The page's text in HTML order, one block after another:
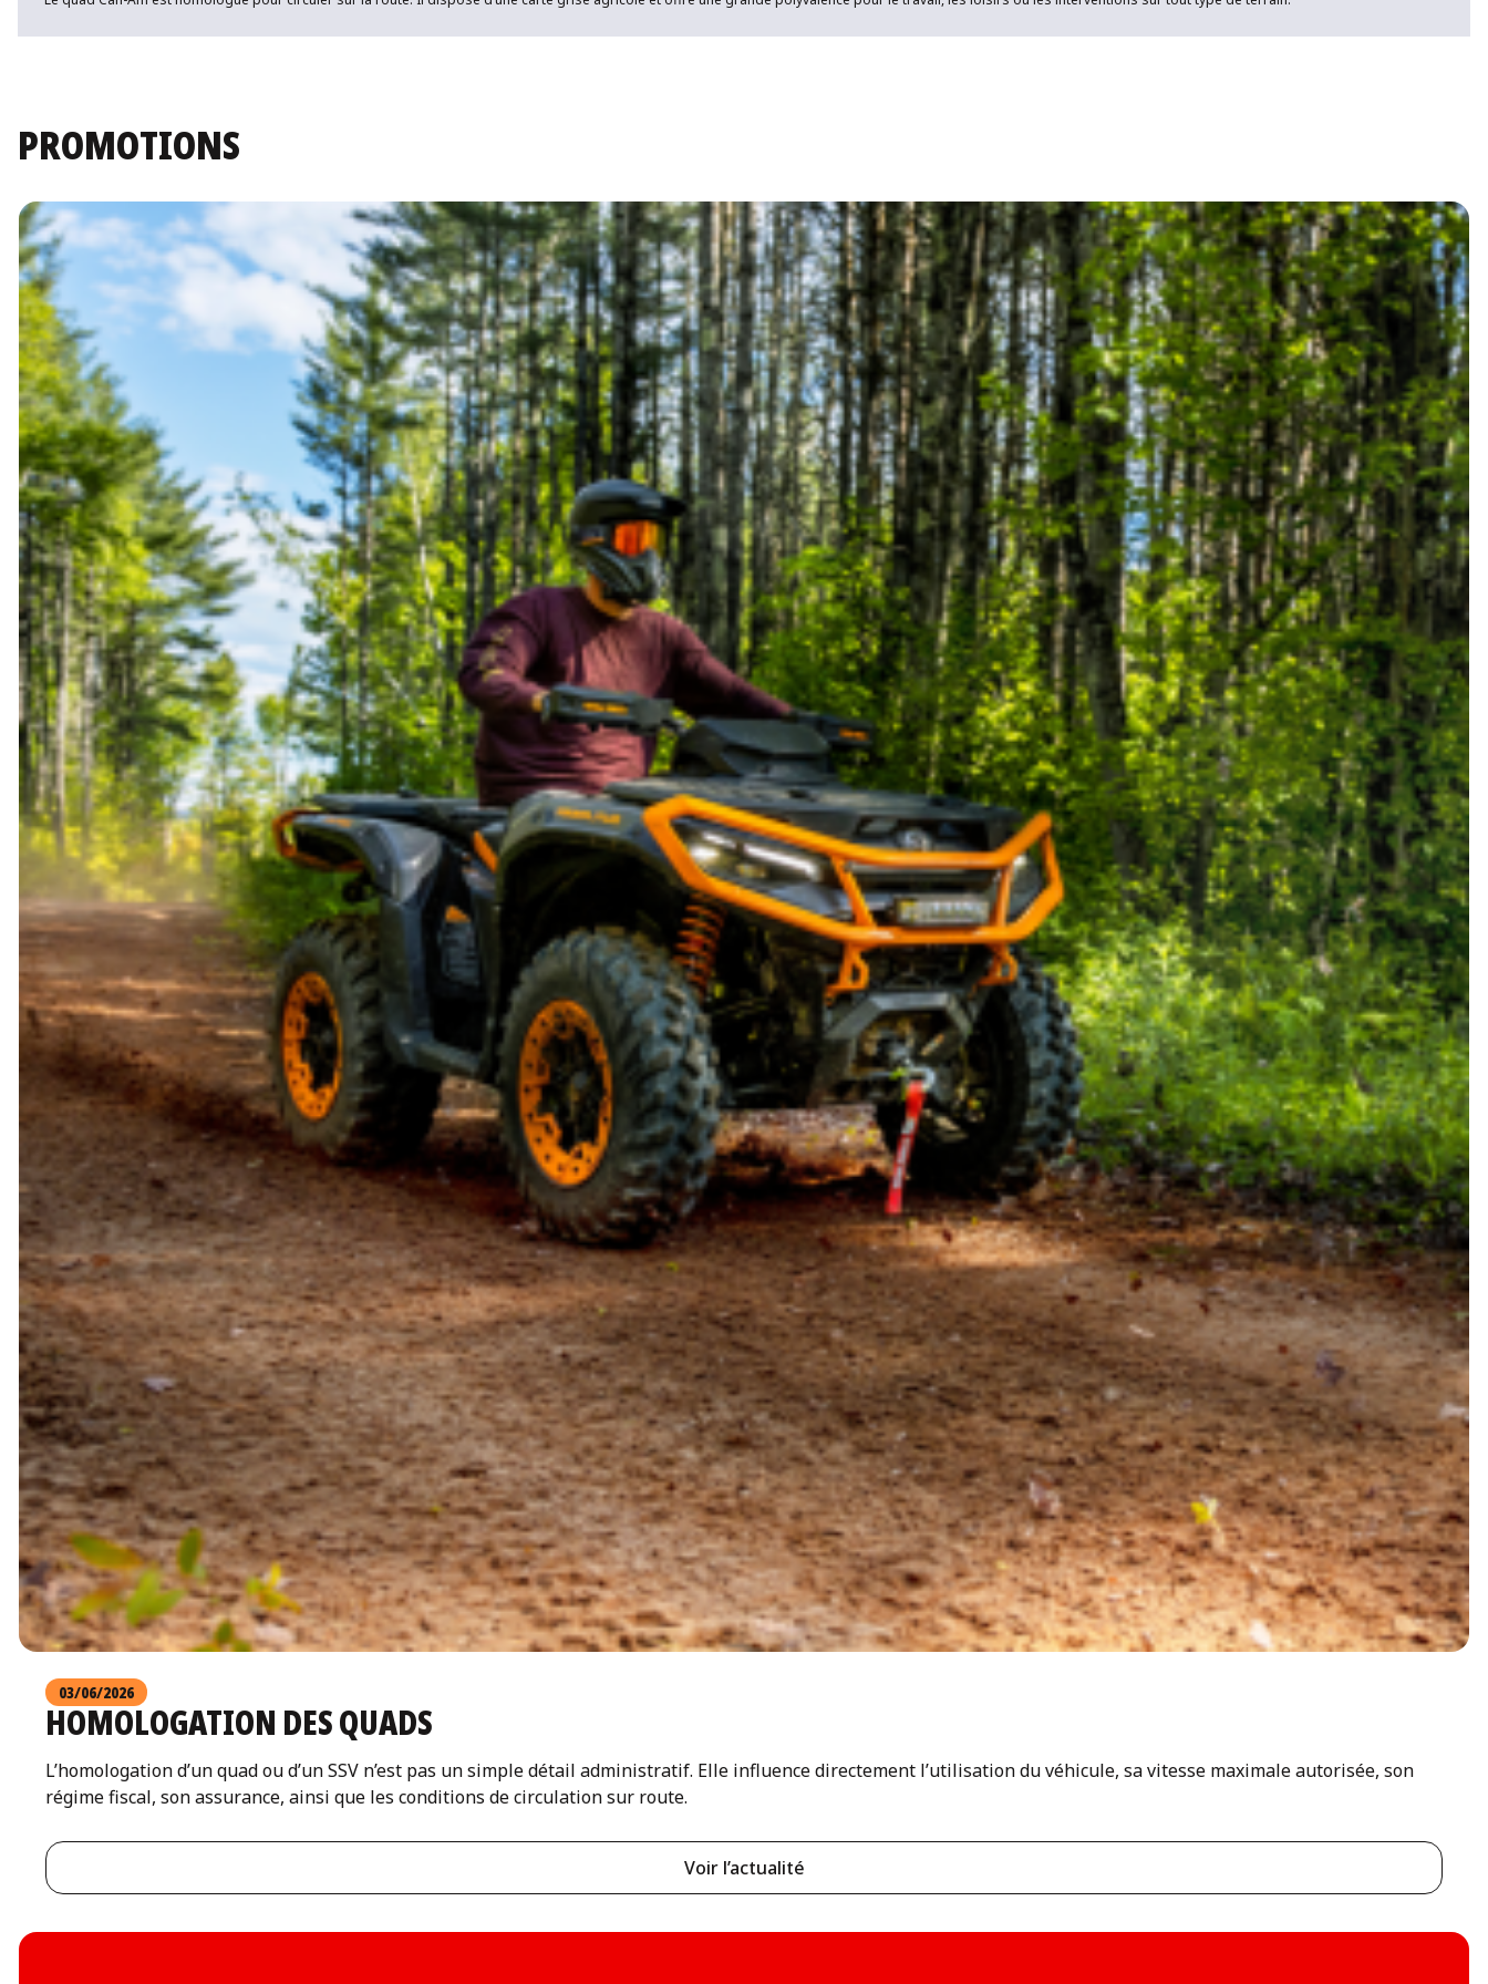
PROMOTIONS
03/06/2026
HOMOLOGATION DES QUADS
L’homologation d’un quad ou d’un SSV n’est pas un simple détail administratif. Elle influence directement l’utilisation du véhicule, sa vitesse maximale autorisée, son
régime fiscal, son assurance, ainsi que les conditions de circulation sur route.
Voir l’actualité